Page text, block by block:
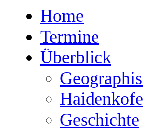
Home
Termine
Überblick
Geschichte